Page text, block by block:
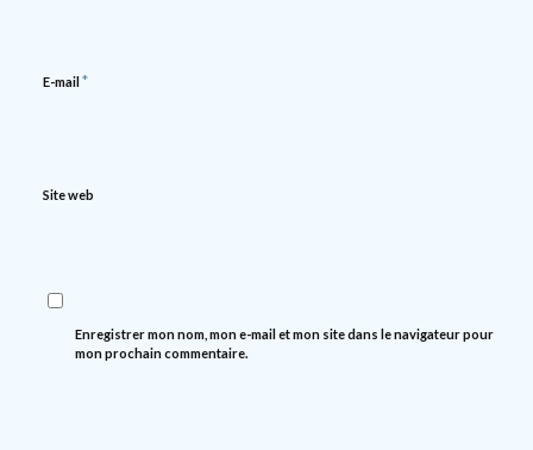
E-mail *
Site web
Enregistrer mon nom, mon e-mail et mon site dans le navigateur pour
mon prochain commentaire.